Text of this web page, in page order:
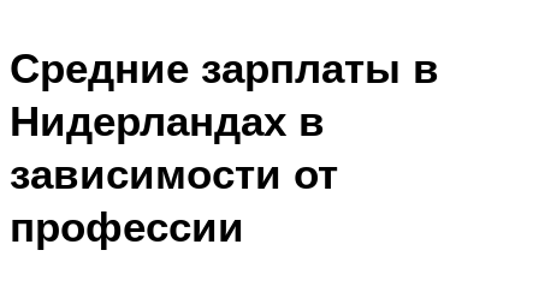
Средние зарплаты в
Нидерландах в
зависимости от
профессии